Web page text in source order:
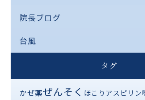
院長ブログ
台風
タグ
かぜ薬ぜんそく ほこり アスピリン